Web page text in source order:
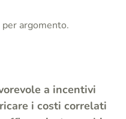
argomento.
a incentivi
i costi correlati